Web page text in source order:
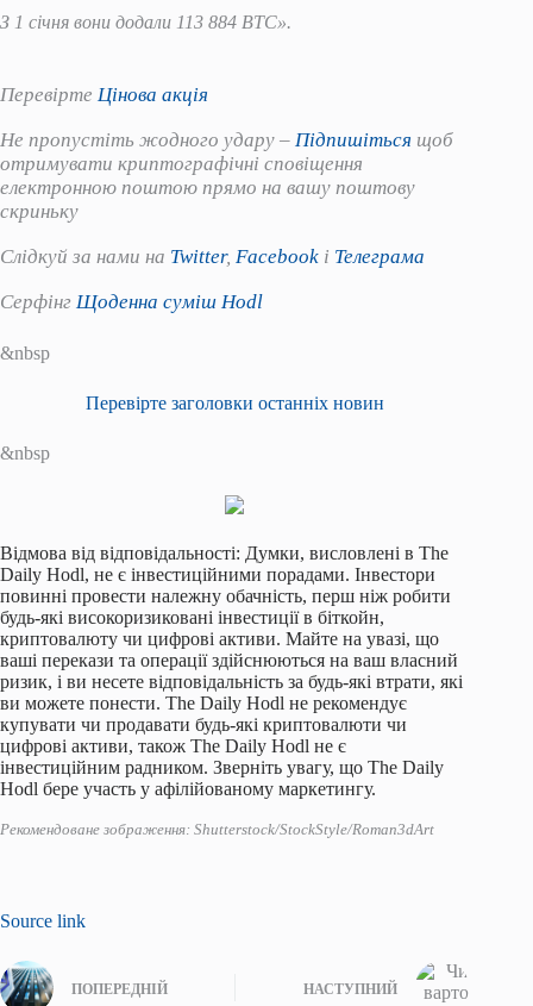
З 1 січня вони додали 113 884 BTC».
Перевірте Цінова акція
Не пропустіть жодного удару – Підпишіться щоб
отримувати криптографічні сповіщення
електронною поштою прямо на вашу поштову
скриньку
Слідкуй за нами на Twitter, Facebook і Телеграма
Серфінг Щоденна суміш Hodl
&nbsp
Перевірте заголовки останніх новин
&nbsp
Відмова від відповідальності: Думки, висловлені в The
Daily Hodl, не є інвестиційними порадами. Інвестори
повинні провести належну обачність, перш ніж робити
будь-які високоризиковані інвестиції в біткойн,
криптовалюту чи цифрові активи. Майте на увазі, що
ваші перекази та операції здійснюються на ваш власний
ризик, і ви несете відповідальність за будь-які втрати, які
ви можете понести. The Daily Hodl не рекомендує
купувати чи продавати будь-які криптовалюти чи
цифрові активи, також The Daily Hodl не є
інвестиційним радником. Зверніть увагу, що The Daily
Hodl бере участь у афілійованому маркетингу.
Рекомендоване зображення: Shutterstock/StockStyle/Roman3dArt
Source link
ПОПЕРЕДНІЙ НАСТУПНИЙ